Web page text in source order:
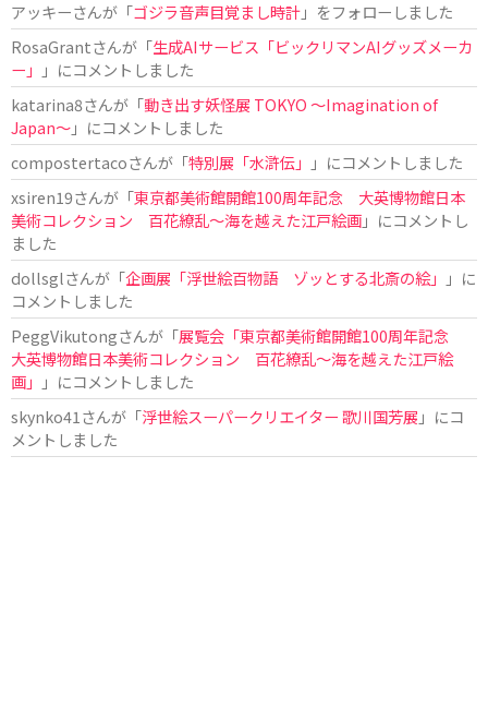
アッキーさんが「ゴジラ音声目覚まし時計」をフォローしました
RosaGrantさんが「生成AIサービス「ビックリマンAIグッズメーカ
ー」
」にコメントしました
katarina8さんが「動き出す妖怪展 TOKYO 〜Imagination of
Japan〜」にコメントしました
compostertacoさんが「特別展「水滸伝」
」にコメントしました
xsiren19さんが「東京都美術館開館100周年記念 大英博物館日本
美術コレクション 百花繚乱～海を越えた江戸絵画」にコメントし
ました
dollsglさんが「企画展「浮世絵百物語 ゾッとする北斎の絵」
」に
コメントしました
PeggVikutongさんが「展覧会「東京都美術館開館100周年記念
大英博物館日本美術コレクション 百花繚乱〜海を越えた江戸絵
画」
」にコメントしました
skynko41 さんが「浮世絵スーパークリエイター 歌川国芳展 」にコ
メントしました